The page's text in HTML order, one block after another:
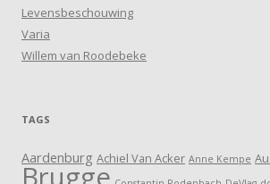
Levensbeschouwing
Varia
Willem van Roodebeke
TAGS
Aardenburg Achiel Van Acker Anne Kempe
Brugge